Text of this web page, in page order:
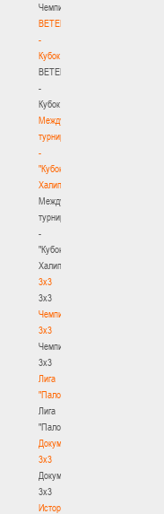
Чемпионат
BETERA
-
Кубок
BETERA
-
Кубок
Международный
турнир
-
"Кубок
Халипского"
Международный
турнир
-
"Кубок
Халипского"
3x3
3x3
Чемпионат
3х3
Чемпионат
3х3
Лига
"Палова"
Лига
"Палова"
Документы
3х3
Документы
3х3
История